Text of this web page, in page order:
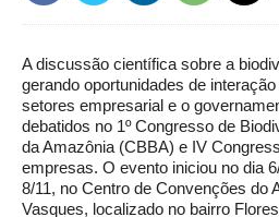
Amazônia
A discussão científica sobre a
gerando oportunidades de
setores empresarial e o
debatidos no 1º Congresso de
da Amazônia (CBBA) e IV
empresas. O evento iniciou no dia
8/11, no Centro de Convenções do
Vasques, localizado no bairro